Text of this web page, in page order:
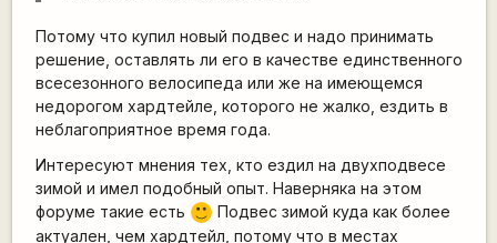
Потому что купил новый подвес и надо принимать
решение, оставлять ли его в качестве единственного
всесезонного велосипеда или же на имеющемся
недорогом хардтейле, которого не жалко, ездить в
неблагоприятное время года.
Интересуют мнения тех, кто ездил на двухподвесе
зимой и имел подобный опыт. Наверняка на этом
форуме такие есть
:)
Подвес зимой куда как более
актуален, чем хардтейл, потому что в местах